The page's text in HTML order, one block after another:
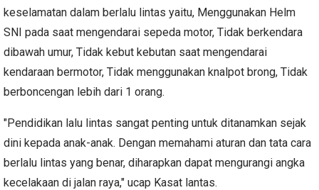
keselamatan dalam berlalu lintas yaitu, Menggunakan Helm
SNI pada saat mengendarai sepeda motor, Tidak berkendara
dibawah umur, Tidak kebut kebutan saat mengendarai
kendaraan bermotor, ⁠Tidak menggunakan knalpot brong, Tidak
berboncengan lebih dari 1 orang.
"Pendidikan lalu lintas sangat penting untuk ditanamkan sejak
dini kepada anak-anak. Dengan memahami aturan dan tata cara
berlalu lintas yang benar, diharapkan dapat mengurangi angka
kecelakaan di jalan raya," ucap Kasat lantas.